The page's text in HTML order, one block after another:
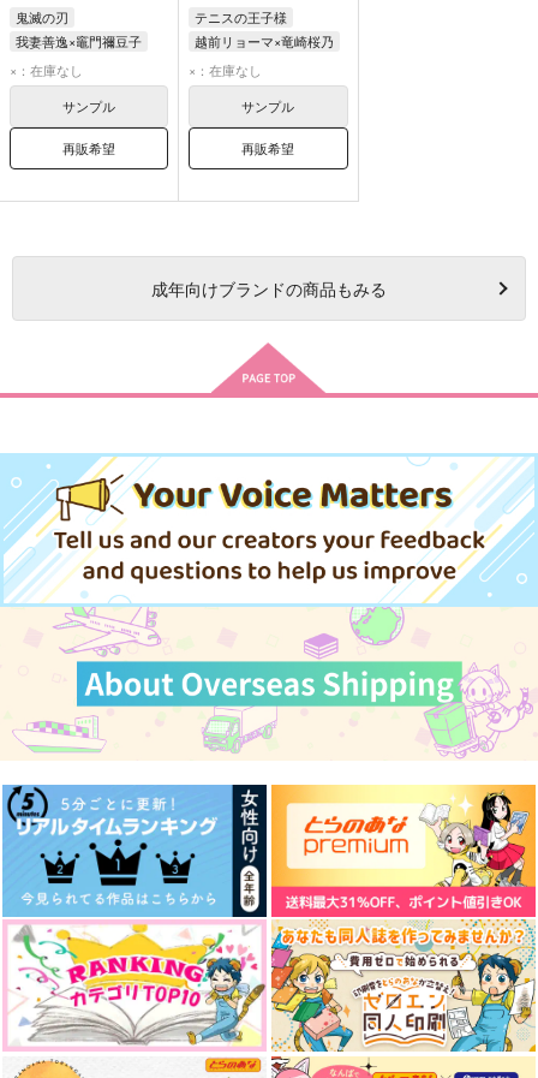
鬼滅の刃
我妻善逸×竈門禰豆子
我妻善逸
×：在庫なし
サンプル
再販希望
テニスの王子様
越前リョーマ×竜崎桜乃
越前リョーマ
竜崎桜乃
×：在庫なし
サンプル
再販希望
成年向けブランドの商品もみる